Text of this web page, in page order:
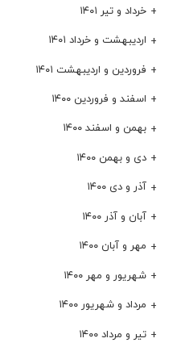
خرداد و تیر ۱۴۰۱
اردیبهشت و خرداد ۱۴۰۱
فروردین و اردیبهشت ۱۴۰۱
اسفند و فروردین ۱۴۰۰
بهمن و اسفند ۱۴۰۰
دی و بهمن ۱۴۰۰
آذر و دی ۱۴۰۰
آبان و آذر ۱۴۰۰
مهر و آبان ۱۴۰۰
شهریور و مهر ۱۴۰۰
مرداد و شهریور ۱۴۰۰
تیر و مرداد ۱۴۰۰